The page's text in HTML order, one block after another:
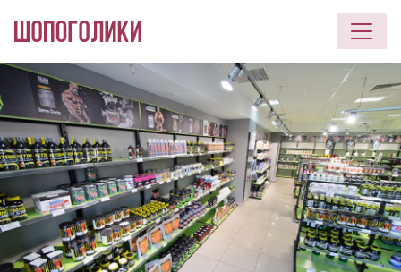
Перейти к основному содержанию